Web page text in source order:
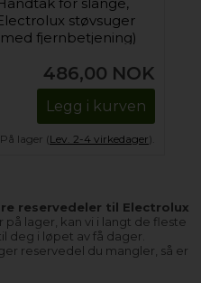
støvsuger
fjernbetjening)
486,00 NOK
Legg i kurven
På lager (Lev. 2-4 virkedager).
reservedeler til Electrolux
på lager, kan vi i langt de fleste
deg i løpet av få dager.
reservedel du mangler, så er